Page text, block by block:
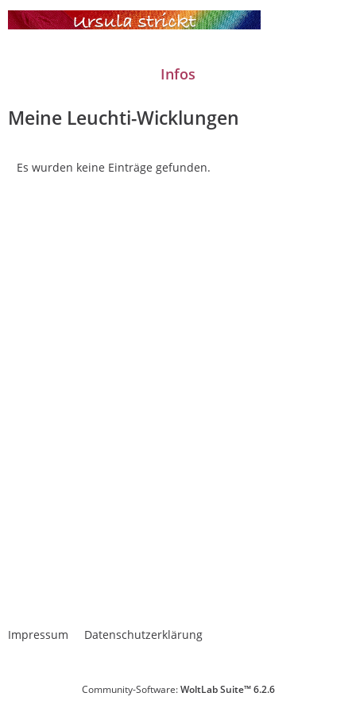
Meine Leuchti-Wicklungen
Es wurden keine Einträge gefunden.
Impressum Datenschutzerklärung
Community-Software:WoltLab Suite™ 6.2.6